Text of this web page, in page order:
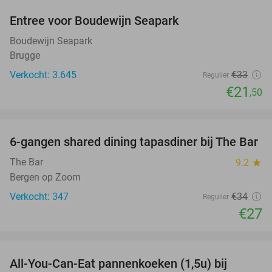
Entree voor Boudewijn Seapark
Boudewijn Seapark
Brugge
Verkocht: 3.645
Regulier €33
€21 ,50
21%
6-gangen shared dining tapasdiner bij The Bar
The Bar 9.2 star
Bergen op Zoom
Verkocht: 347
Regulier €34
€27
All-You-Can-Eat pannenkoeken (1,5u) bij